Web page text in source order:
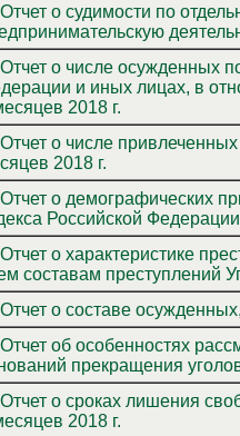
Отчет о судимости по отдельным отраслям хозяйства, а
Отчет о числе осужденных
и иных лицах, в
2018 г.
Отчет о числе привлеченных
2018 г.
Отчет о демографических
Российской
Отчет о характеристике
составам преступлений
Отчет о составе
Отчет об особенностях
прекращения
Отчет о сроках лишения свободы и размерах штрафов (приложение к отчету формы № 10.3) за
2018 г.